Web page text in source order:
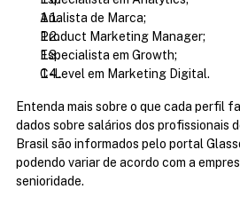
Analista de Marca;
Product Marketing Manager;
Especialista em Growth;
C-Level em Marketing Digital.
Entenda mais sobre o que cada perfil
dados sobre salários dos profissionais
Brasil são informados pelo portal
podendo variar de acordo com a
senioridade.